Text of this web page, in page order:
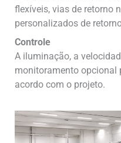
flexíveis, vias de retorno
personalizados de
Controle
A iluminação, a
monitoramento opcional
acordo com o projeto.